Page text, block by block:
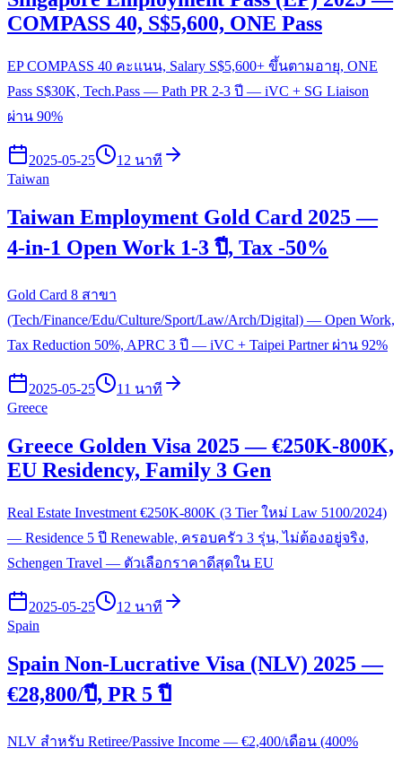
COMPASS 40, S$5,600, ONE Pass
EP COMPASS 40 คะแนน, Salary S$5,600+ ขึ้นตามอายุ, ONE
Pass S$30K, Tech.Pass — Path PR 2-3 ปี — iVC + SG Liaison
ผ่าน 90%
2025-05-25
12 นาที
Taiwan
Taiwan Employment Gold Card 2025 —
4-in-1 Open Work 1-3 ปี, Tax -50%
Gold Card 8 สาขา
(Tech/Finance/Edu/Culture/Sport/Law/Arch/Digital) — Open Work,
Tax Reduction 50%, APRC 3 ปี — iVC + Taipei Partner ผ่าน 92%
2025-05-25
11 นาที
Greece
Greece Golden Visa 2025 — €250K-800K,
EU Residency, Family 3 Gen
Real Estate Investment €250K-800K (3 Tier ใหม่ Law 5100/2024)
— Residence 5 ปี Renewable, ครอบครัว 3 รุ่น, ไม่ต้องอยู่จริง,
Schengen Travel — ตัวเลือกราคาดีสุดใน EU
2025-05-25
12 นาที
Spain
Spain Non-Lucrative Visa (NLV) 2025 —
€28,800/ปี, PR 5 ปี
NLV สำหรับ Retiree/Passive Income — €2,400/เดือน (400%